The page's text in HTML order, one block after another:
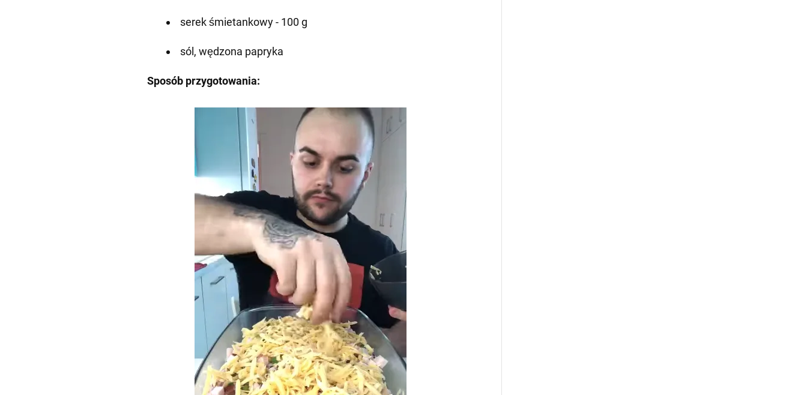
serek śmietankowy - 100 g
sól, wędzona papryka
Sposób przygotowania: